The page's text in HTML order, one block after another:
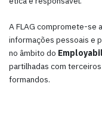
A FLAG compromete-se
informações pessoais e
no âmbito do
partilhadas com
formandos.